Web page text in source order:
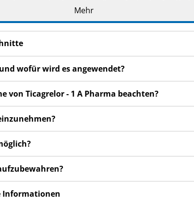
Packungsbeilage angegeben sind. Siehe
Mehr
wofür wird es angewendet?
von Ticagrelor - 1 A Pharma beachten?
Informationen